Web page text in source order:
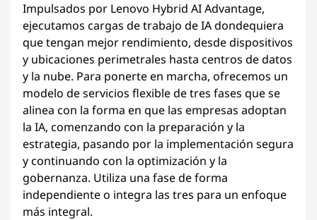
Impulsados por Lenovo Hybrid AI Advantage,
ejecutamos cargas de trabajo de IA dondequiera
que tengan mejor rendimiento, desde dispositivos
y ubicaciones perimetrales hasta centros de datos
y la nube. Para ponerte en marcha, ofrecemos un
modelo de servicios flexible de tres fases que se
alinea con la forma en que las empresas adoptan
la IA, comenzando con la preparación y la
estrategia, pasando por la implementación segura
y continuando con la optimización y la
gobernanza. Utiliza una fase de forma
independiente o integra las tres para un enfoque
más integral.